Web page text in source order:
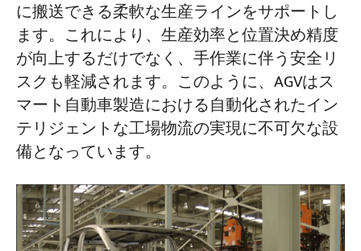
に搬送できる柔軟な生産ラインをサポートし
ます。これにより、生産効率と位置決め精度
が向上するだけでなく、手作業に伴う安全リ
スクも軽減されます。このように、AGVはス
マート自動車製造における自動化されたイン
テリジェントな工場物流の実現に不可欠な設
備となっています。